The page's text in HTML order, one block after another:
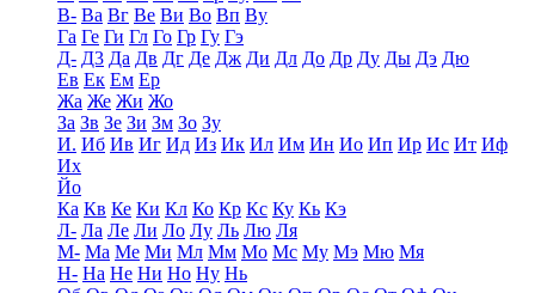
В- Ва Вг Ве Ви Во Вп Ву
Га Ге Ги Гл Го Гр Гу Гэ
Д- Д3 Да Дв Дг Де Дж Ди Дл До Др Ду Ды Дэ Дю
Ев Ек Ем Ер
Жа Же Жи Жо
За Зв Зе Зи Зм Зо Зу
И. Иб Ив Иг Ид Из Ик Ил Им Ин Ио Ип Ир Ис Ит Иф
Их
Йо
Ка Кв Ке Ки Кл Ко Кр Кс Ку Кь Кэ
Л- Ла Ле Ли Ло Лу Ль Лю Ля
М- Ма Ме Ми Мл Мм Мо Мс Му Мэ Мю Мя
Н- На Не Ни Но Ну Нь